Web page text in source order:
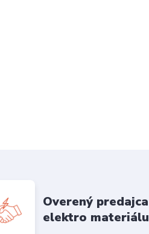
Overený predajca
elektro materiálu